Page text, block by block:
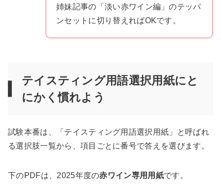
姉妹記事の「淡い赤ワイン編」のテッパ
ンセットに切り替えればOKです。
テイスティング用語選択用紙にと
にかく慣れよう
試験本番は、「テイスティング用語選択用紙」と呼ばれ
る選択肢一覧から、項目ごとに番号で答えを選びます。
下のPDFは、2025年度の赤ワイン専用用紙です。